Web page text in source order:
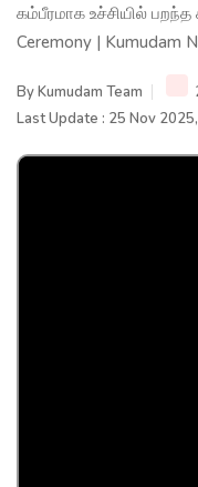
கம்பீரமாக உச்சியில்
Ceremony | Kumudam
ByKumudam Team
Last Update : 25 Nov